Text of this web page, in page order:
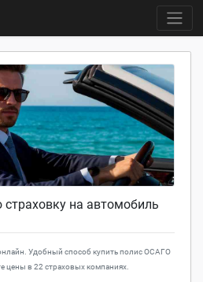
страховку на автомобиль
Удобный способ купить полис ОСАГО
цены в 22 страховых компаниях.